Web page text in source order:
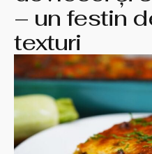
– un festin
texturi